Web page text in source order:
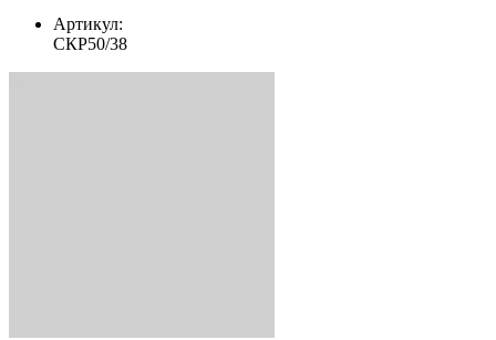
Артикул:
СКР50/38